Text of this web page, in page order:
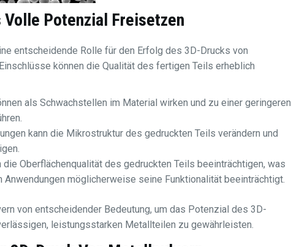
Volle Potenzial Freisetzen
entscheidende Rolle für den Erfolg des 3D-Drucks von
können die Qualität des fertigen Teils erheblich
als Schwachstellen im Material wirken und zu einer geringeren
kann die Mikrostruktur des gedruckten Teils verändern und
die Oberflächenqualität des gedruckten Teils beeinträchtigen, was
möglicherweise seine Funktionalität beeinträchtigt.
von entscheidender Bedeutung, um das Potenzial des 3D-
leistungsstarken Metallteilen zu gewährleisten.